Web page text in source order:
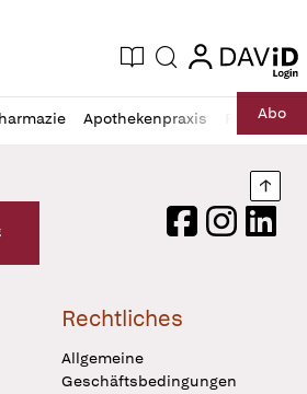
Zeitung
Aktuelle Ausgabe
Suche login
login
Apothekenpraxis RechtAbo
Verlag Logo
FacebookInstagram
Rechtliches
Allgemeine
Geschäftsbedingungen